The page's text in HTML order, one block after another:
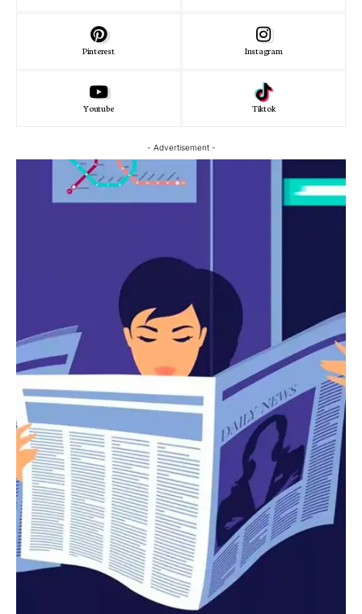
Pinterest Instagram
Youtube Tiktok
- Advertisement -